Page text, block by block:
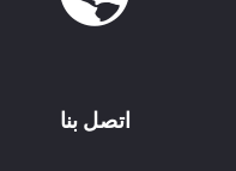
اتصل بنا